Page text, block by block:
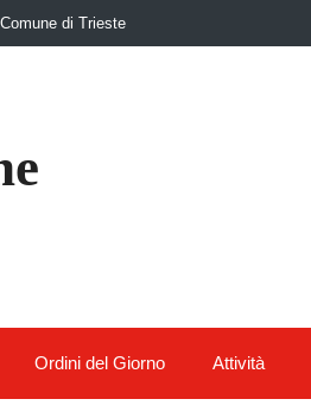
Comune di Trieste
Ordini del Giorno Attività